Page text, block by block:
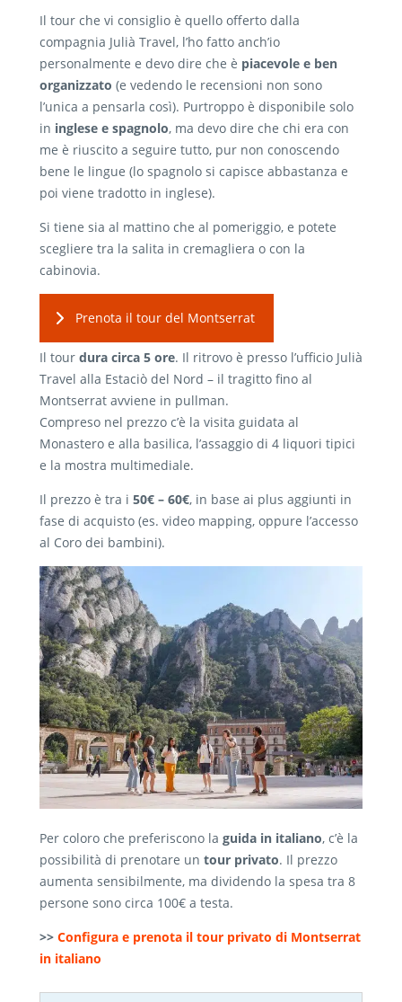
Il tour che vi consiglio è quello offerto dalla
compagnia Julià Travel, l’ho fatto anch’io
personalmente e devo dire che è piacevole e ben
organizzato (e vedendo le recensioni non sono
l’unica a pensarla così). Purtroppo è disponibile solo
in inglese e spagnolo, ma devo dire che chi era con
me è riuscito a seguire tutto, pur non conoscendo
bene le lingue (lo spagnolo si capisce abbastanza e
poi viene tradotto in inglese).
Si tiene sia al mattino che al pomeriggio, e potete
scegliere tra la salita in cremagliera o con la
cabinovia.
Prenota il tour del Montserrat
Il tour dura circa 5 ore. Il ritrovo è presso l’ufficio Julià
Travel alla Estaciò del Nord – il tragitto fino al
Montserrat avviene in pullman.
Compreso nel prezzo c’è la visita guidata al
Monastero e alla basilica, l’assaggio di 4 liquori tipici
e la mostra multimediale.
Il prezzo è tra i 50€ – 60€, in base ai plus aggiunti in
fase di acquisto (es. video mapping, oppure l’accesso
al Coro dei bambini).
Per coloro che preferiscono la guida in italiano, c’è la
possibilità di prenotare un tour privato. Il prezzo
aumenta sensibilmente, ma dividendo la spesa tra 8
persone sono circa 100€ a testa.
>> Configura e prenota il tour privato di Montserrat
in italiano